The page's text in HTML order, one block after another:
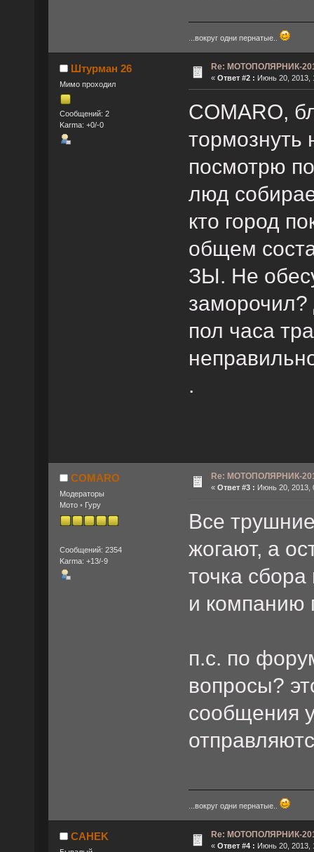
...вокруг одни пернатые..
Штурман 26
Мимо проходил
Сообщений: 2
Karma: +0/-0
Re: МОТОПОЛЯРНИК-
« Ответ #2 : Июнь 20, 2013,
COMARO,
тормознуть
посмотрю
люд
кто город
общем
ЗЫ. Не
пол часа
.
COMARO
Mодeраторы
Мото ◦ Гуру
Сообщений: 2354
Karma: +13/-9
Re: МОТОПОЛЯРНИК-
« Ответ #3 : Июнь 20, 2013,
Все
жогают, а
точка
и компанию
п.с. по
вопросы?
сообщения
...вокруг одни пернатые..
CAHEK Re: МОТОПОЛЯРНИК-
« Ответ #4 : Июнь 20, 2013,